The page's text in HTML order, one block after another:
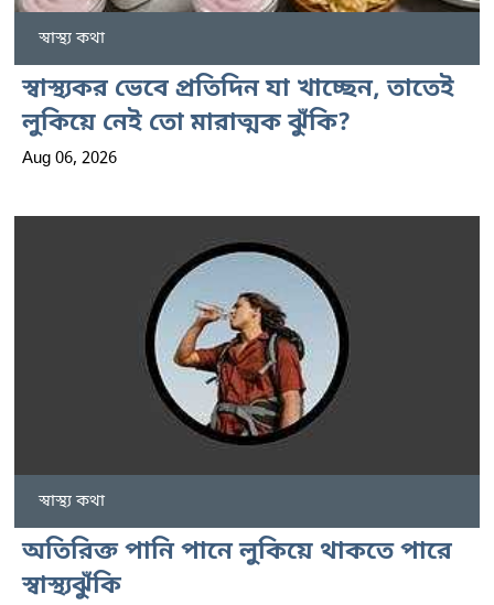
স্বাস্থ্য কথা
স্বাস্থ্যকর ভেবে প্রতিদিন যা খাচ্ছেন, তাতেই
লুকিয়ে নেই তো মারাত্মক ঝুঁকি?
Aug 06, 2026
স্বাস্থ্য কথা
অতিরিক্ত পানি পানে লুকিয়ে থাকতে পারে
স্বাস্থ্যঝুঁকি